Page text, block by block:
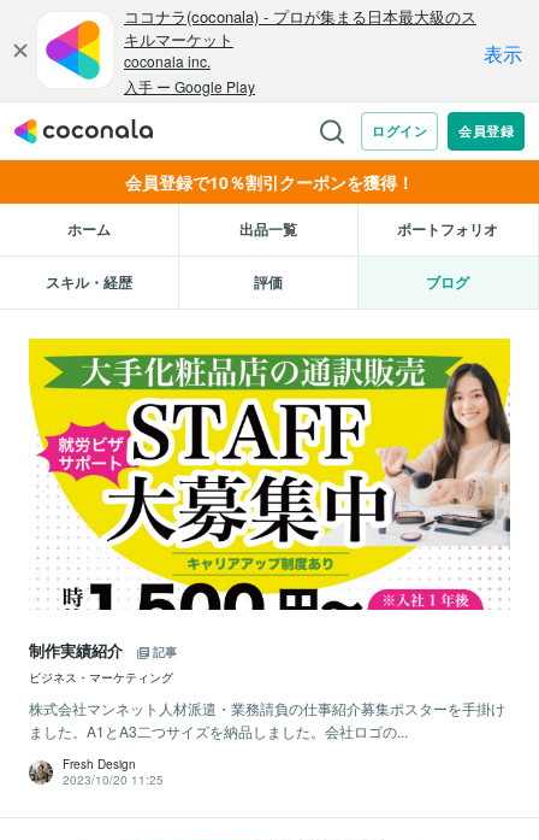
会員登録で10％割引クーポンを獲得！
ホーム 出品一覧 ポートフォリオ
スキル・経歴 評価 ブログ
制作実績紹介
記事
ビジネス・マーケティング
株式会社マンネット人材派遣・業務請負の仕事紹介募集ポスターを手掛け
ました。A1とA3二つサイズを納品しました。会社ロゴの...
Fresh Design
2023/10/20 11:25